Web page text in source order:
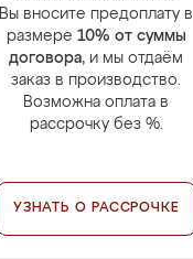
Вы вносите предоплату в
размере 10% от суммы
договора, и мы отдаём
заказ в производство.
Возможна оплата в
рассрочку без %.
УЗНАТЬ О РАССРОЧКЕ